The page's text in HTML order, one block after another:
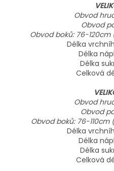
Obvod
Obvod
Obvod boků: 76-
Délka
Délka
Délka
Celková
Obvod
Obvod
Obvod boků: 76-
Délka
Délka
Délka
Celková